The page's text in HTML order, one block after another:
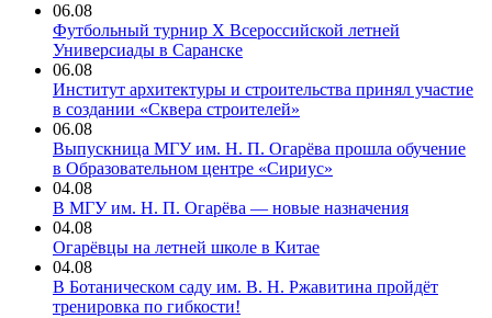
06.08
Футбольный турнир X Всероссийской летней
Универсиады в Саранске
06.08
Институт архитектуры и строительства принял участие
в создании «Сквера строителей»
06.08
Выпускница МГУ им. Н. П. Огарёва прошла обучение
в Образовательном центре «Сириус»
04.08
В МГУ им. Н. П. Огарёва — новые назначения
04.08
Огарёвцы на летней школе в Китае
04.08
В Ботаническом саду им. В. Н. Ржавитина пройдёт
тренировка по гибкости!